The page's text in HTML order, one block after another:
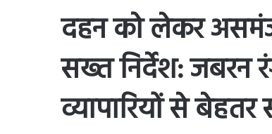
दहन को लेकर
सख्त निर्देश: जबरन
व्यापारियों से